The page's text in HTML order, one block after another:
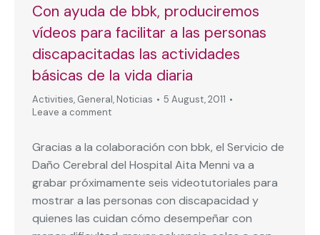
Con ayuda de bbk, produciremos
vídeos para facilitar a las personas
discapacitadas las actividades
básicas de la vida diaria
Activities, General, Noticias
5 August, 2011
Leave a comment
Gracias a la colaboración con bbk, el Servicio de
Daño Cerebral del Hospital Aita Menni va a
grabar próximamente seis videotutoriales para
mostrar a las personas con discapacidad y
quienes las cuidan cómo desempeñar con